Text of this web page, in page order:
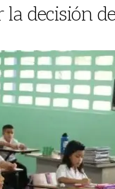
decisión